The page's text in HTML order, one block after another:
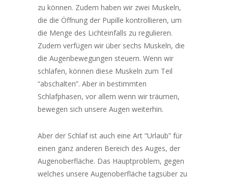
zu können. Zudem haben wir zwei Muskeln,
die die Öffnung der Pupille kontrollieren, um
die Menge des Lichteinfalls zu regulieren.
Zudem verfügen wir über sechs Muskeln, die
die Augenbewegungen steuern. Wenn wir
schlafen, können diese Muskeln zum Teil
“abschalten”. Aber in bestimmten
Schlafphasen, vor allem wenn wir träumen,
bewegen sich unsere Augen weiterhin.
Aber der Schlaf ist auch eine Art “Urlaub” für
einen ganz anderen Bereich des Auges, der
Augenoberfläche. Das Hauptproblem, gegen
welches unsere Augenoberfläche tagsüber zu